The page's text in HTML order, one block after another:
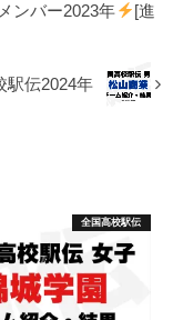
ンバー2023年
[進
駅伝2024年
全国高校駅伝